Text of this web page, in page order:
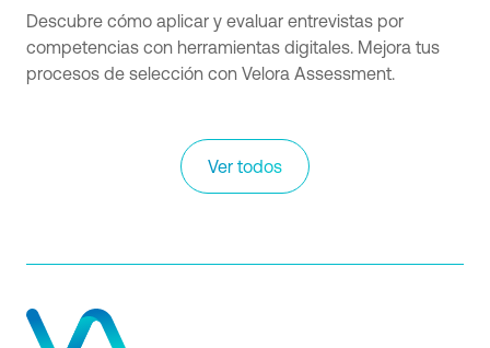
Descubre cómo aplicar y evaluar entrevistas por
competencias con herramientas digitales. Mejora tus
procesos de selección con Velora Assessment.
Ver todos